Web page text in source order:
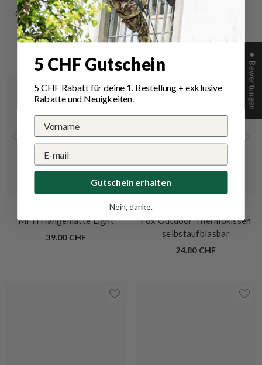
VERKÄUFERIN:OPTIMUS
Optimus Gaskartusche 4-
Season
12.90 CHF ab 8.95 CHF
140x200 cm
MFH Hängematte Light
39.00 CHF
VERKÄUFERIN:
Fox Outdoor Thermokissen
selbstaufblasbar
24.80 CHF
★ Bewertungen
5 CHF Gutschein
5 CHF Rabatt für deine 1. Bestellung+ exklusive
Rabatte und Neuigkeiten.
Gutschein erhalten
Nein, danke.